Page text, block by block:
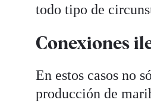
todo tipo de
Conexiones
En estos casos no
producción de